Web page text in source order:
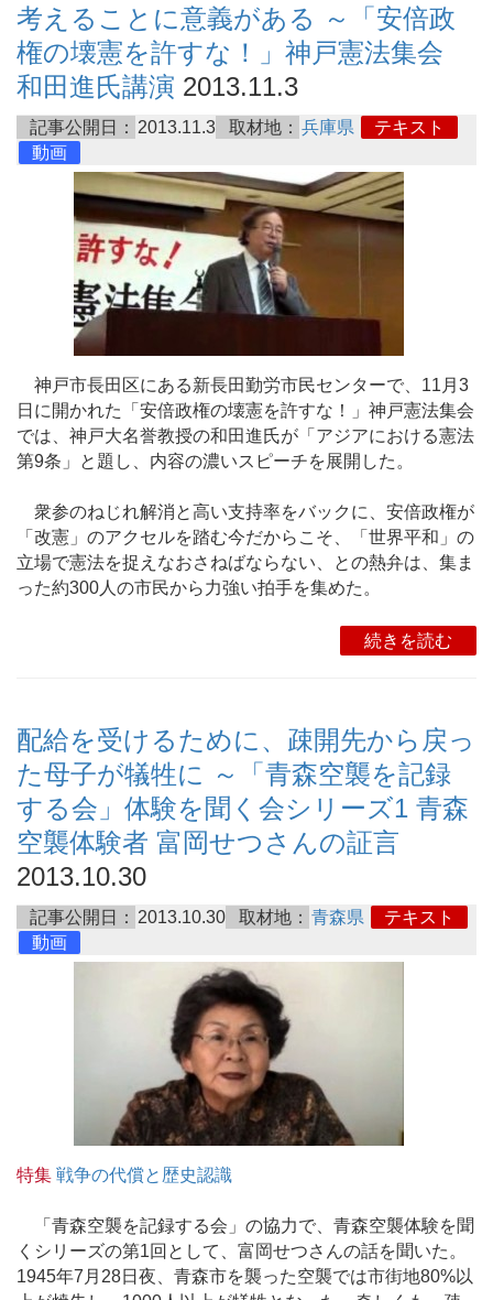
考えることに意義がある ～「安倍政
権の壊憲を許すな！」神戸憲法集会
和田進氏講演 2013.11.3
記事公開日： 2013.11.3 取材地： 兵庫県
テキスト
動画
神戸市長田区にある新長田勤労市民センターで、11月3
日に開かれた「安倍政権の壊憲を許すな！」神戸憲法集会
では、神戸大名誉教授の和田進氏が「アジアにおける憲法
第9条」と題し、内容の濃いスピーチを展開した。
衆参のねじれ解消と高い支持率をバックに、安倍政権が
「改憲」のアクセルを踏む今だからこそ、「世界平和」の
立場で憲法を捉えなおさねばならない、との熱弁は、集ま
った約300人の市民から力強い拍手を集めた。
続きを読む
配給を受けるために、疎開先から戻っ
た母子が犠牲に ～「青森空襲を記録
する会」体験を聞く会シリーズ1 青森
空襲体験者 富岡せつさんの証言
2013.10.30
記事公開日： 2013.10.30 取材地： 青森県
テキスト
動画
特集 戦争の代償と歴史認識
「青森空襲を記録する会」の協力で、青森空襲体験を聞
くシリーズの第1回として、富岡せつさんの話を聞いた。
1945年7月28日夜、青森市を襲った空襲では市街地80%以